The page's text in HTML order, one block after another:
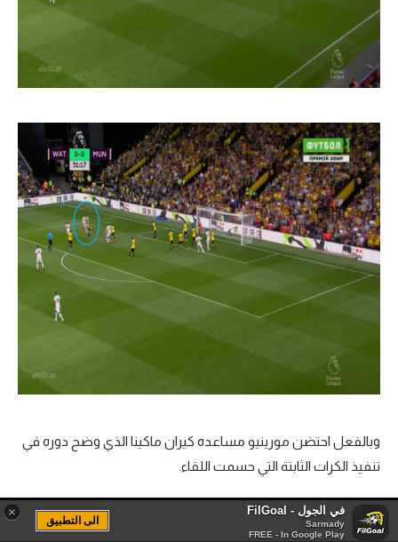
وبالفعل احتضن مورينيو مساعده كيران ماكينا الذي وضح دوره في
تنفيذ الكرات الثابتة التي حسمت اللقاء.
× في الجول - FilGoal
Sarmady
FREE - In Google Play
الى التطبيق